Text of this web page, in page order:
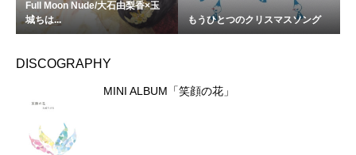
Full Moon Nude/大石由梨香×玉
城ちは...
もうひとつのクリスマスソング
DISCOGRAPHY
MINI ALBUM「笑顔の花」